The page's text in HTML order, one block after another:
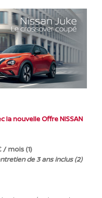
la nouvelle Offre NISSAN
/ mois (1)
de 3 ans inclus (2)